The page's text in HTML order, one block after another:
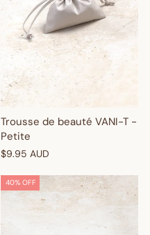
Trousse de beauté VANI-T -
Petite
$9.95 AUD
40% OFF